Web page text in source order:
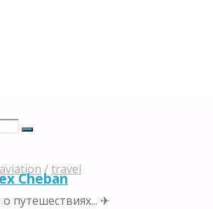
Search
Cheban
путешествиях... ✈
aviation /travel